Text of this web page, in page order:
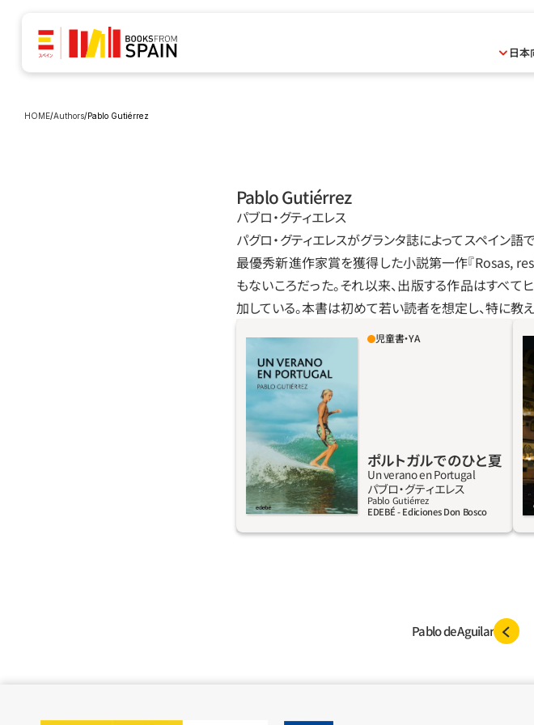
日本
HOME/Authors/Pablo Gutiérrez
Pablo Gutiérrez
パブロ‧グティエレス
パグロ‧グティエレスがグランタ誌によってスペイン
最優秀新進作家賞を獲得した小説第一作『Rosas,
もないころだった。それ以来、出版する作品はすべて
加している。本書は初めて若い読者を想定し、特に教
高校入学を控えた少年の夏を、友情と家族を土
台にして描く、イニシエーションの物語。しな
やかで扱いやすい波がゆっくりと私たちに向
かってきていた。ボードが垂直になるような第
一波をうまく回避し、第二波に挑んだ。-さあマ
ヌ！ 漕ぐんだ！ 頭の上で波が割れるかと思っ
たよ。
詳しく見る
児童書・YA
ポルトガルでのひと夏
Un verano en Portugal
パブロ‧グティエレス
Pablo Gutiérrez
EDEBÉ - Ediciones Don Bosco
Pablo de Aguilar